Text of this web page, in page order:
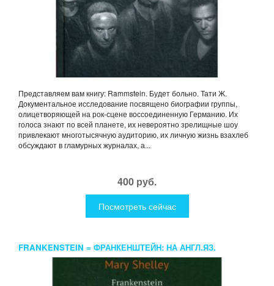
Представляем вам книгу: Rammstein. Будет больно. Тати Ж.
Документальное исследование посвящено биографии группы,
олицетворяющей на рок-сцене воссоединенную Германию. Их
голоса знают по всей планете, их невероятно зрелищные шоу
привлекают многотысячную аудиторию, их личную жизнь взахлеб
обсуждают в гламурных журналах, а...
400 руб.
Посмотреть сейчас
FRANKENSTEIN = ФРАНКЕНШТЕЙН: НА АНГЛ.ЯЗ.
SHELLEY M.